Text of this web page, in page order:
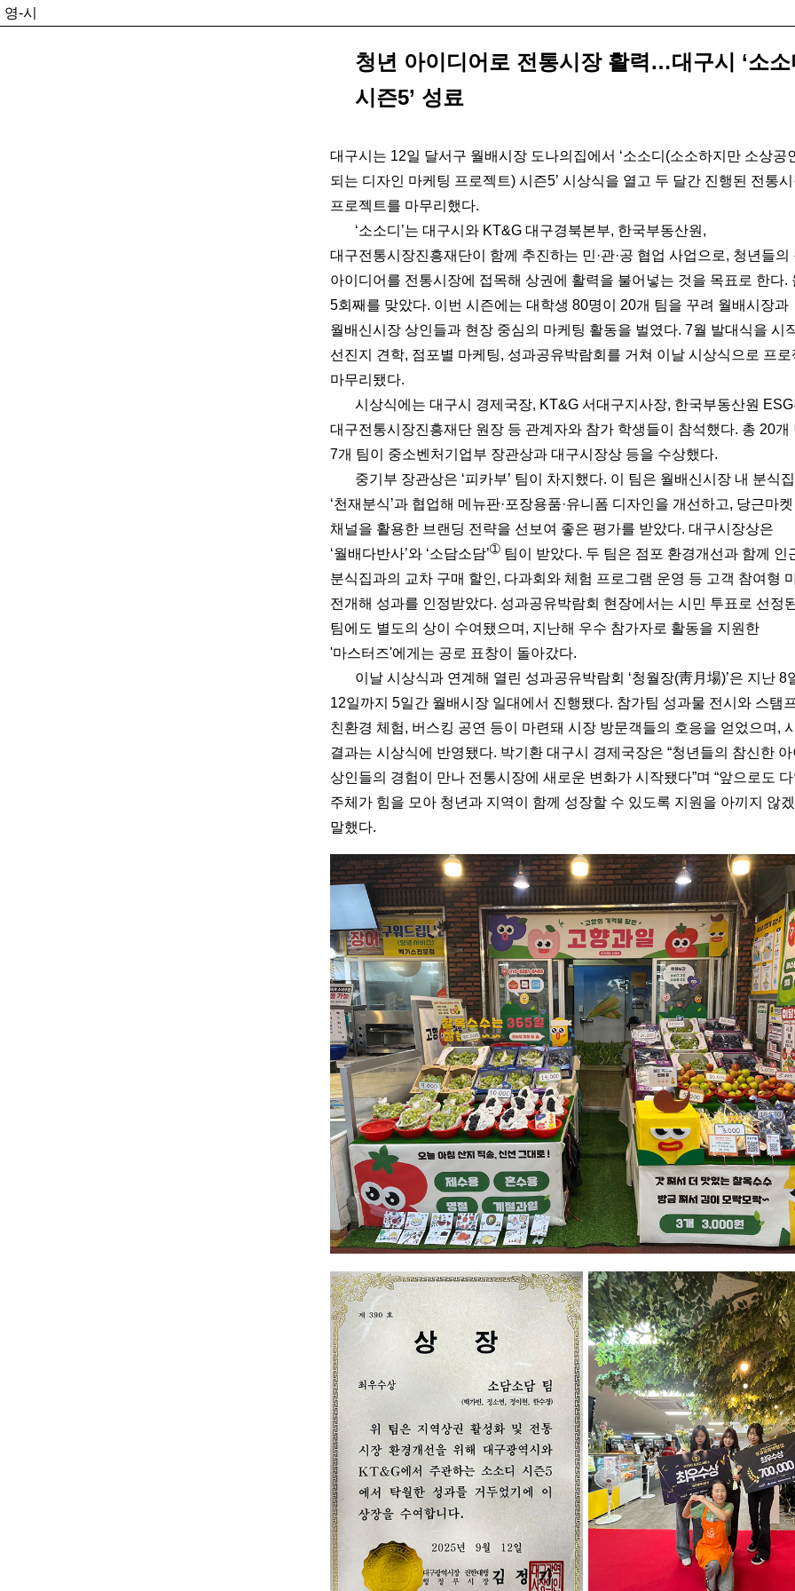
영-시
청년 아이디어로 전통시장 활력…대구시 ‘소소
시즌5’ 성료
대구시는 12일 달서구 월배시장 도나의집에서 ‘소소디(소소하지만 소상공
되는 디자인 마케팅 프로젝트) 시즌5’ 시상식을 열고 두 달간 진행된 전통
프로젝트를 마무리했다.
‘소소디’는 대구시와 KT&G 대구경북본부, 한국부동산원,
대구전통시장진흥재단이 함께 추진하는 민·관·공 협업 사업으로, 청년들의
아이디어를 전통시장에 접목해 상권에 활력을 불어넣는 것을 목표로 한다.
5회째를 맞았다. 이번 시즌에는 대학생 80명이 20개 팀을 꾸려 월배시장과
월배신시장 상인들과 현장 중심의 마케팅 활동을 벌였다. 7월 발대식을 시
선진지 견학, 점포별 마케팅, 성과공유박람회를 거쳐 이날 시상식으로 프
마무리됐다.
시상식에는 대구시 경제국장, KT&G 서대구지사장, 한국부동산원
대구전통시장진흥재단 원장 등 관계자와 참가 학생들이 참석했다. 총 20개
7개 팀이 중소벤처기업부 장관상과 대구시장상 등을 수상했다.
중기부 장관상은 ‘피카부’ 팀이 차지했다. 이 팀은 월배신시장 내 분식집
‘천재분식’과 협업해 메뉴판·포장용품·유니폼 디자인을 개선하고, 당근마
채널을 활용한 브랜딩 전략을 선보여 좋은 평가를 받았다. 대구시장상은
‘월배다반사’와 ‘소담소담’➀ 팀이 받았다. 두 팀은 점포 환경개선과 함께 인
분식집과의 교차 구매 할인, 다과회와 체험 프로그램 운영 등 고객 참여형
전개해 성과를 인정받았다. 성과공유박람회 현장에서는 시민 투표로 선정
팀에도 별도의 상이 수여됐으며, 지난해 우수 참가자로 활동을 지원한
'마스터즈'에게는 공로 표창이 돌아갔다.
이날 시상식과 연계해 열린 성과공유박람회 ‘청월장(靑月場)’은 지난 8
12일까지 5일간 월배시장 일대에서 진행됐다. 참가팀 성과물 전시와 스탬
친환경 체험, 버스킹 공연 등이 마련돼 시장 방문객들의 호응을 얻었으며,
결과는 시상식에 반영됐다. 박기환 대구시 경제국장은 “청년들의 참신한
상인들의 경험이 만나 전통시장에 새로운 변화가 시작됐다”며 “앞으로도
주체가 힘을 모아 청년과 지역이 함께 성장할 수 있도록 지원을 아끼지 않
말했다.